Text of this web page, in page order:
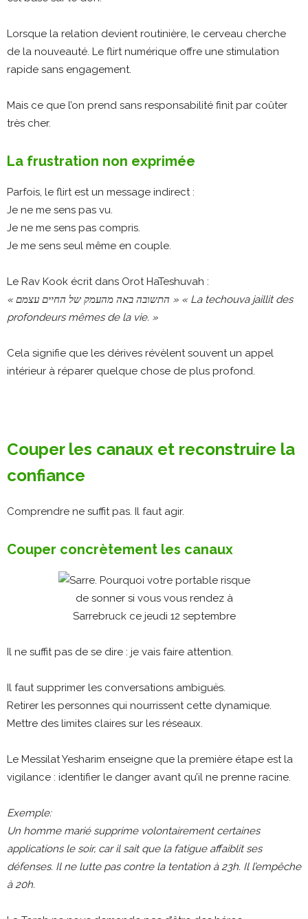
Lorsque la relation devient routinière, le cerveau cherche
de la nouveauté. Le flirt numérique offre une stimulation
rapide sans engagement.
Mais ce que l’on prend sans responsabilité finit par coûter
très cher.
La frustration non exprimée
Parfois, le flirt est un message indirect :
Je ne me sens pas vu.
Je ne me sens pas compris.
Je me sens seul même en couple.
Le Rav Kook écrit dans Orot HaTeshuvah :
« התשובה באה מהעמק של החיים עצמם » « La techouva jaillit des
profondeurs mêmes de la vie. »
Cela signifie que les dérives révèlent souvent un appel
intérieur à réparer quelque chose de plus profond.
Couper les canaux et reconstruire la
confiance
Comprendre ne suffit pas. Il faut agir.
Couper concrètement les canaux
Il ne suffit pas de se dire : je vais faire attention.
Il faut supprimer les conversations ambiguës.
Retirer les personnes qui nourrissent cette dynamique.
Mettre des limites claires sur les réseaux.
Le Messilat Yesharim enseigne que la première étape est la
vigilance : identifier le danger avant qu’il ne prenne racine.
Exemple:
Un homme marié supprime volontairement certaines
applications le soir, car il sait que la fatigue affaiblit ses
défenses. Il ne lutte pas contre la tentation à 23h. Il l’empêche
à 20h.